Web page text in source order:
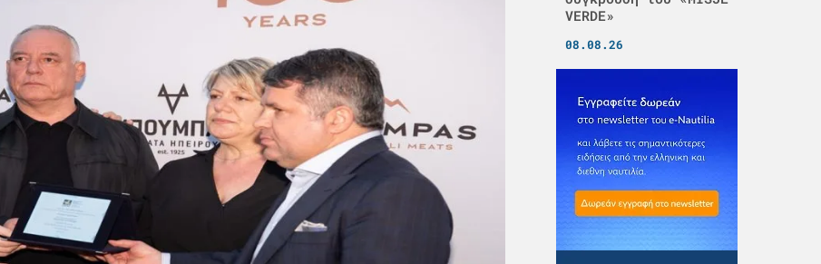
VERDE»
08.08.26